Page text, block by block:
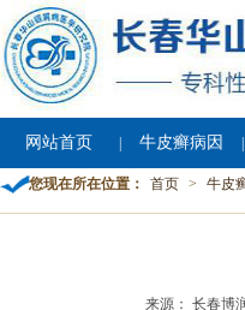
网站首页 牛皮癣病因
您现在所在位置： 首页 > 牛皮
来源： 长春博